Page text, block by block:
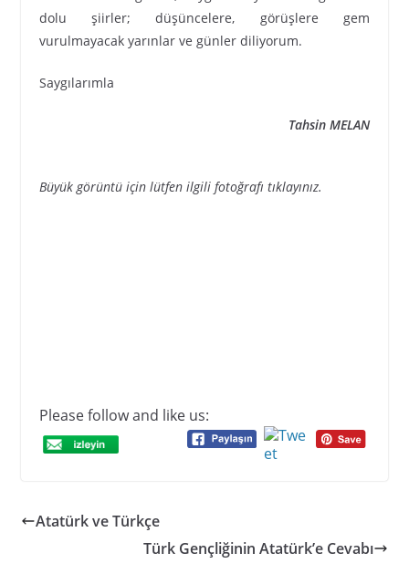
dolu şiirler; düşüncelere, görüşlere gem
vurulmayacak yarınlar ve günler diliyorum.
Saygılarımla
Tahsin MELAN
Büyük görüntü için lütfen ilgili fotoğrafı tıklayınız.
Please follow and like us:
Atatürk ve Türkçe
Türk Gençliğinin Atatürk’e Cevabı